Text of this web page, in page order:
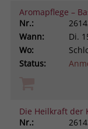
Aromapflege –
Nr.:
Wann:
Di.
Wo:
Status:
Die Heilkraft der
Nr.: